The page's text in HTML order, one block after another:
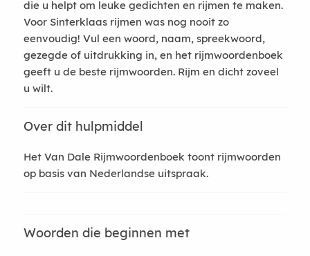
die u helpt om leuke gedichten en rijmen te maken.
Voor Sinterklaas rijmen was nog nooit zo
eenvoudig! Vul een woord, naam, spreekwoord,
gezegde of uitdrukking in, en het rijmwoordenboek
geeft u de beste rijmwoorden. Rijm en dicht zoveel
u wilt.
Over dit hulpmiddel
Het Van Dale Rijmwoordenboek toont rijmwoorden
op basis van Nederlandse uitspraak.
Woorden die beginnen met